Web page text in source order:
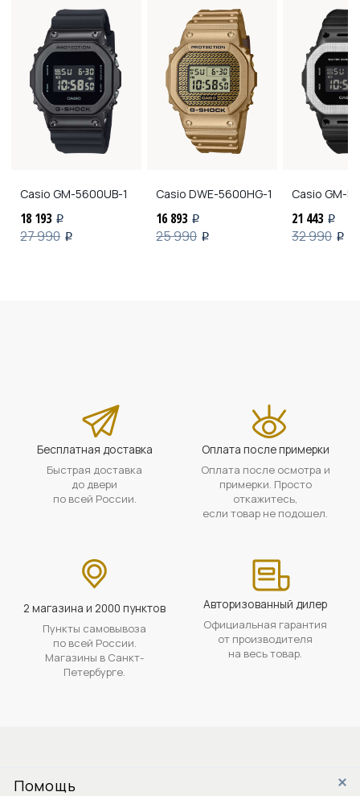
Casio GM-5600UB-1
18 193 i
27 990 i
Casio DWE-5600HG-1
16 893 i
25 990 i
Casio GM-
21 443 i
32 990 i
Бесплатная доставка
Быстрая доставка
до двери
по всей России.
Оплата после примерки
Оплата после осмотра и
примерки. Просто
откажитесь,
если товар не подошел.
2 магазина и 2000 пунктов
Пункты самовывоза
по всей России.
Магазины в Санкт-
Петербурге.
Авторизованный дилер
Официальная гарантия
от производителя
на весь товар.
Помощь